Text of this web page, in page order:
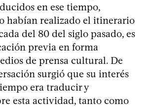
en ese tiempo,
habían realizado el itinerario
del 80 del siglo pasado, es
previa en forma
de prensa cultural. De
surgió que su interés
era traducir y
esta actividad, tanto como